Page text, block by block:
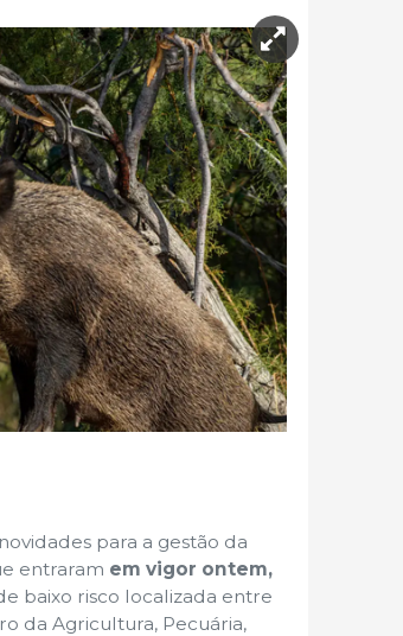
para a gestão da
entraram em vigor ontem,
baixo risco localizada entre
da Agricultura, Pecuária,